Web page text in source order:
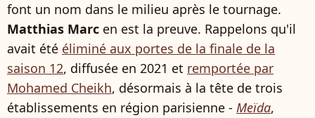
font un nom dans le milieu après le tournage.
Matthias Marc en est la preuve. Rappelons qu'il
avait été éliminé aux portes de la finale de la
saison 12, diffusée en 2021 et remportée par
Mohamed Cheikh, désormais à la tête de trois
établissements en région parisienne - Meïda,